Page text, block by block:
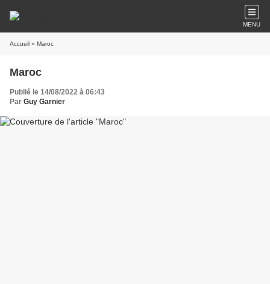
MENU
Accueil » Maroc
Maroc
Publié le 14/08/2022 à 06:43
Par Guy Garnier